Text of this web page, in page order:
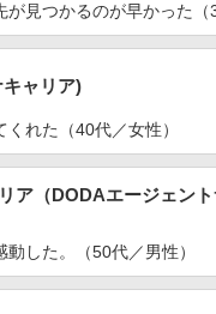
見つかるのが早かった（
ャリア)
れた（40代／女性）
ア（DODAエージェン
した。（50代／男性）